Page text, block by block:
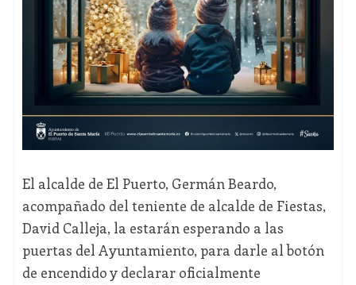
El alcalde de El Puerto, Germán Beardo,
acompañado del teniente de alcalde de Fiestas,
David Calleja, la estarán esperando a las
puertas del Ayuntamiento, para darle al botón
de encendido y declarar oficialmente